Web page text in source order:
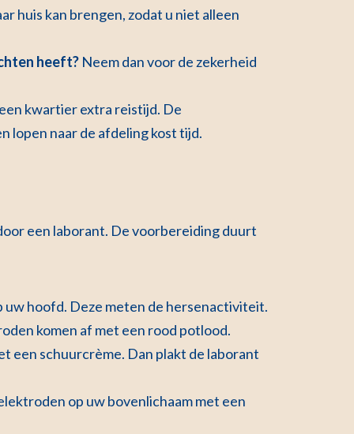
huis kan brengen, zodat u niet alleen
heeft? Neem dan voor de zekerheid
kwartier extra reistijd. De
lopen naar de afdeling kost tijd.
een laborant. De voorbereiding duurt
uw hoofd. Deze meten de hersenactiviteit.
komen af met een rood potlood.
een schuurcrème. Dan plakt de laborant
op uw bovenlichaam met een